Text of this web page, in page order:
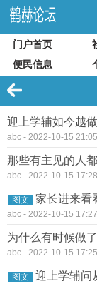
门户首页
便民信息
迎上学辅如今越
abc - 2022-10-15 21:05
那些有主见的人
abc - 2022-10-15 17:28
图文 家长进来看
abc - 2022-10-15 17:27
为什么有时候做
abc - 2022-10-15 17:25
图文 迎上学辅问